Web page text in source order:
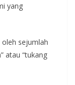
yang
oleh sejumlah
atau “tukang